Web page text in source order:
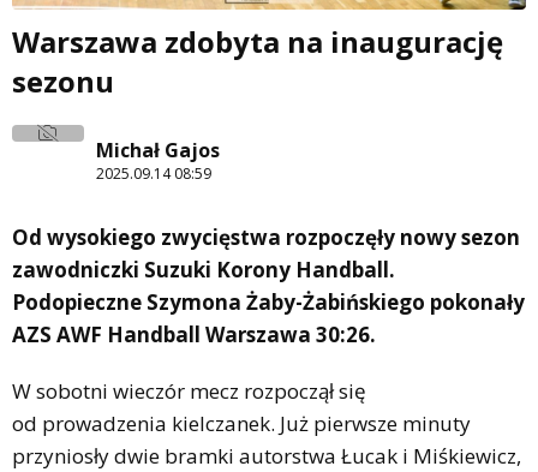
Warszawa zdobyta na inaugurację
sezonu
Michał Gajos
2025.09.14 08:59
Od wysokiego zwycięstwa rozpoczęły nowy sezon
zawodniczki Suzuki Korony Handball.
Podopieczne Szymona Żaby-Żabińskiego pokonały
AZS AWF Handball Warszawa 30:26.
W sobotni wieczór mecz rozpoczął się
od prowadzenia kielczanek. Już pierwsze minuty
przyniosły dwie bramki autorstwa Łucak i Miśkiewicz,